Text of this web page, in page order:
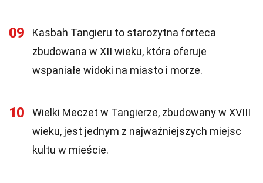
09
Kasbah Tangieru to starożytna forteca
zbudowana w XII wieku, która oferuje
wspaniałe widoki na miasto i morze.
10
Wielki Meczet w Tangierze, zbudowany w XVIII
wieku, jest jednym z najważniejszych miejsc
kultu w mieście.